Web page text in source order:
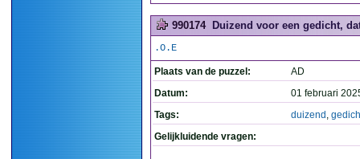
990174 Duizend voor een gedicht,
.O.E
Plaats van de puzzel:
AD
Datum:
01 februari
Tags:
duizend ,
Gelijkluidende vragen: